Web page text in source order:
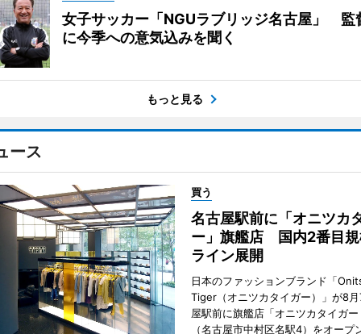
女子サッカー「NGUラブリッジ名古屋」 監
に今季への意気込みを聞く
もっと見る
ース
買う
名古屋駅前に「オニツカ
ー」旗艦店 国内2番目規
ライン展開
日本のファッションブランド「
Tiger（オニツカタイガー）」が8
屋駅前に旗艦店「オニツカタイガ
（名古屋市中村区名駅4）をオープ